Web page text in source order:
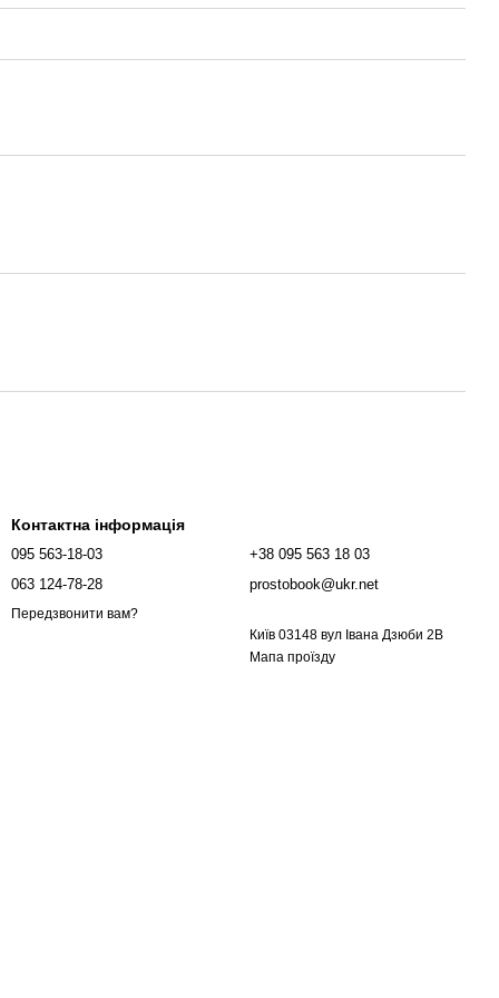
Контактна інформація
095 563-18-03
063 124-78-28
Передзвонити вам?
+38 095 563 18 03
prostobook@ukr.net
Київ 03148 вул Івана Дзюби 2В
Мапа проїзду